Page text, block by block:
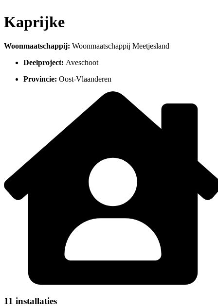
Kaprijke
Woonmaatschappij: Woonmaatschappij Meetjesland
Deelproject: Aveschoot
Provincie: Oost-Vlaanderen
11 installaties